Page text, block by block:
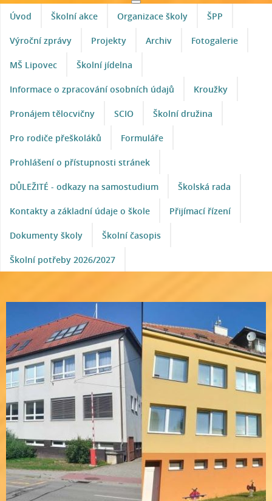
Úvod Školní akce Organizace školy ŠPP
Výroční zprávy Projekty Archiv Fotogalerie
MŠ Lipovec Školní jídelna
Informace o zpracování osobních údajů Kroužky
Pronájem tělocvičny SCIO Školní družina
Pro rodiče přeškoláků Formuláře
Prohlášení o přístupnosti stránek
DŮLEŽITÉ - odkazy na samostudium Školská rada
Kontakty a základní údaje o škole Přijímací řízení
Dokumenty školy Školní časopis
Školní potřeby 2026/2027